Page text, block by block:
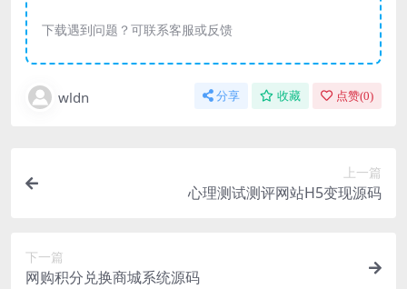
下载遇到问题？可联系客服或反馈
wldn 分享 收藏 点赞(0)
上一篇
心理测试测评网站H5变现源码
下一篇
网购积分兑换商城系统源码